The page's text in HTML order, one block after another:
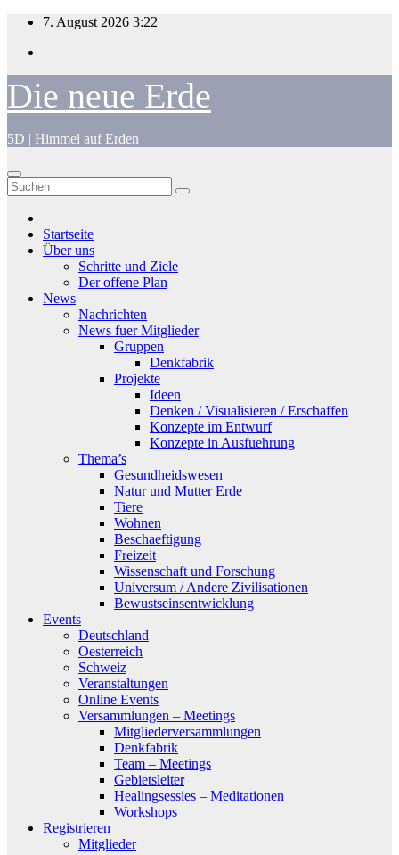
Zum
springen
7. August 2026 3:22
Die neue Erde
5D | Himmel auf Erden
Startseite
Über uns
Schritte und Ziele
Der offene Plan
News
Nachrichten
News fuer Mitglieder
Gruppen
Denkfabrik
Projekte
Ideen
Denken / Visualisieren / Erschaffen
Konzepte im Entwurf
Konzepte in Ausfuehrung
Thema’s
Gesundheidswesen
Natur und Mutter Erde
Tiere
Wohnen
Beschaeftigung
Freizeit
Wissenschaft und Forschung
Universum / Andere Zivilisationen
Bewustseinsentwicklung
Events
Deutschland
Oesterreich
Schweiz
Veranstaltungen
Online Events
Versammlungen – Meetings
Mitgliederversammlungen
Denkfabrik
Team – Meetings
Gebietsleiter
Healingsessies – Meditationen
Workshops
Registrieren
Mitglieder